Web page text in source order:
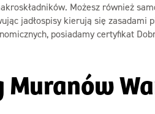
Możesz również
jadłospisy kierują się zasadami
posiadamy certyfikat